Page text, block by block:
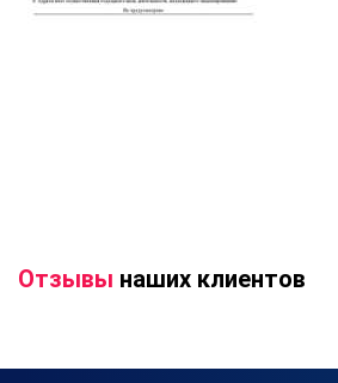
Отзывы наших клиентов